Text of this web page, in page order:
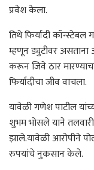
प्रवेश केला.
तिथे फिर्यादी
म्हणून ड्युटीवर असताना
करून जिवे ठार
फिर्यादीचा जीव वाचला.
यावेळी गणेश पाटील
शुभम भोसले याने
झाले.यावेळी आरोपीने
रुपयांचे नुकसान केले.